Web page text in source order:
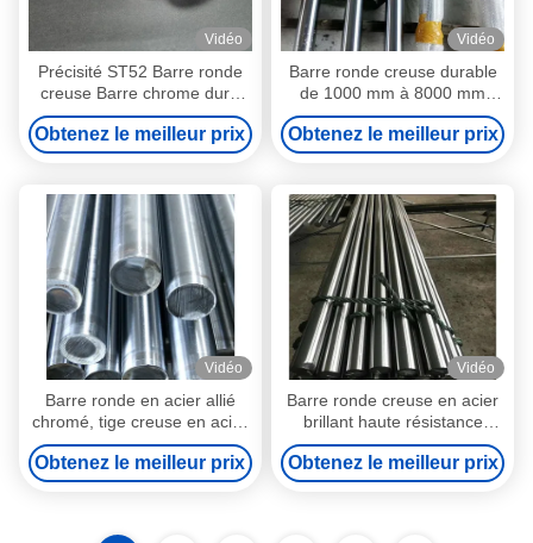
Vidéo
Précisité ST52 Barre ronde
creuse Barre chrome dure
enduite ISO9001 Approuvée
Obtenez le meilleur prix
Vidéo
Barre ronde creuse durable
de 1000 mm à 8000 mm
HRC 25-30
Obtenez le meilleur prix
Vidéo
Barre ronde en acier allié
chromé, tige creuse en acier
inoxydable
Obtenez le meilleur prix
Vidéo
Barre ronde creuse en acier
brillant haute résistance
longueur personnalisable
Obtenez le meilleur prix